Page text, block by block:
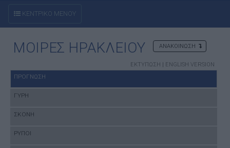
ΚΕΝΤΡΙΚΟ ΜΕΝΟΥ
ΜΟΙΡΕΣ ΗΡΑΚΛΕΙΟΥ ΑΝΑΚΟΙΝΩΣΗ
ΕΚΤΥΠΩΣΗ | ENGLISH VERSION
ΠΡΟΓΝΩΣΗ
ΓΥΡΗ
ΣΚΟΝΗ
ΡΥΠΟΙ